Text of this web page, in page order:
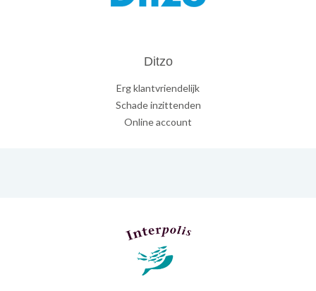
Ditzo
Erg klantvriendelijk
Schade inzittenden
Online account